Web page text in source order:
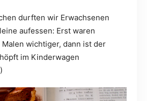
durften wir Erwachsenen
aufessen: Erst waren
wichtiger, dann ist der
im Kinderwagen